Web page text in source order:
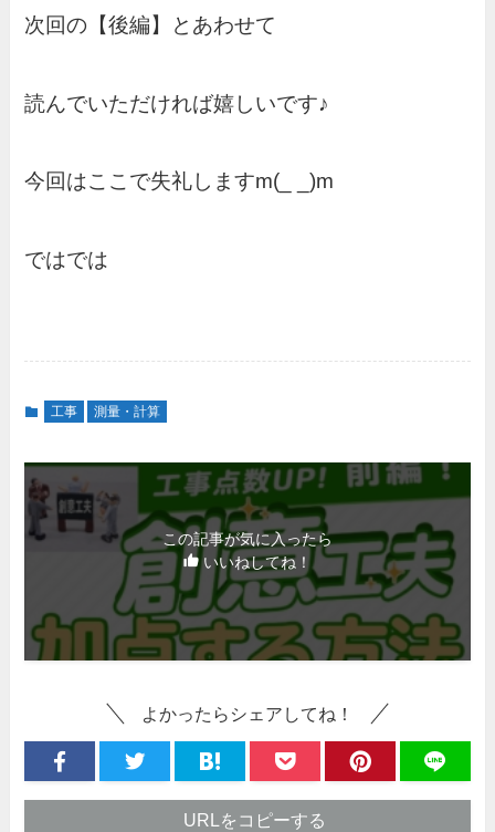
次回の【後編】とあわせて
読んでいただければ嬉しいです♪
今回はここで失礼しますm(_ _)m
ではでは
工事 測量・計算
この記事が気に入ったら
いいねしてね！
よかったらシェアしてね！
URLをコピーする